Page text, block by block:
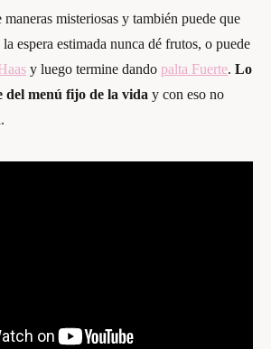
misteriosas y también puede que
espera estimada nunca dé frutos, o puede
y luego termine dando palta Fuerte. Lo
del menú fijo de la vida y con eso no